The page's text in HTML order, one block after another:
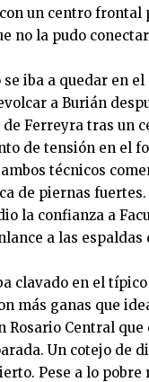
un centro frontal
no la pudo
iba a quedar en
a Burián
Ferreyra tras un
de tensión en el
ambos técnicos
de piernas fuertes.
la confianza a
a las espaldas
clavado en el
más ganas que
Rosario Central que
Un cotejo de
Pese a lo